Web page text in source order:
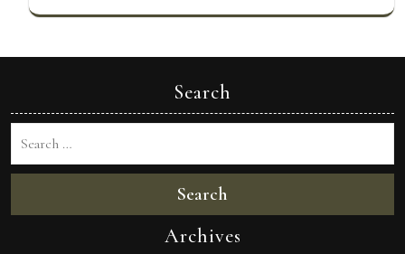
Search
Search
Archives